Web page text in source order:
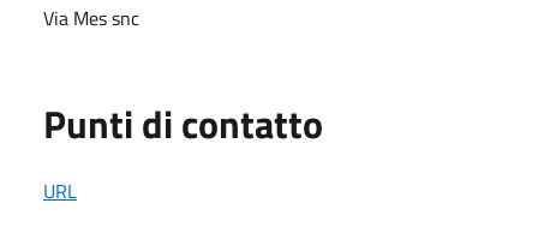
Via Mes snc
Punti di contatto
URL